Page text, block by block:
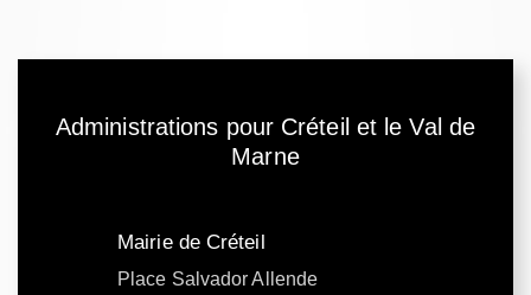
Administrations pour Créteil et le Val de
Marne
Mairie de Créteil
Place Salvador Allende